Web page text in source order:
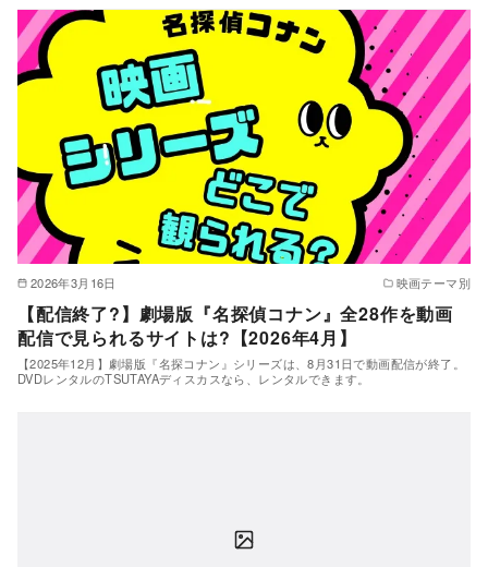
2026年3月16日 映画テーマ別
【配信終了?】劇場版『名探偵コナン』全28作を動画
配信で見られるサイトは?【2026年4月】
【2025年12月】劇場版『名探コナン』シリーズは、8月31日で動画配信が終了。
DVDレンタルのTSUTAYAディスカスなら、レンタルできます。